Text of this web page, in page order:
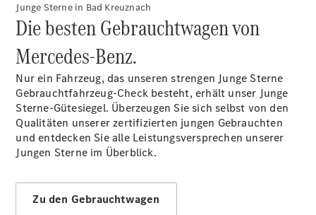
vereinbaren
Servicetermin
vereinbaren
Customer
Center: +49
671 705-0
Junge Sterne in Bad Kreuznach
Die besten Gebrauchtwagen von
Mercedes-Benz.
Nur ein Fahrzeug, das unseren strengen Junge Sterne
Gebrauchtfahrzeug-Check besteht, erhält unser Junge
Sterne-Gütesiegel. Überzeugen Sie sich selbst von den
Qualitäten unserer zertifizierten jungen Gebrauchten
und entdecken Sie alle Leistungsversprechen unserer
Jungen Sterne im Überblick.
Zu den Gebrauchtwagen